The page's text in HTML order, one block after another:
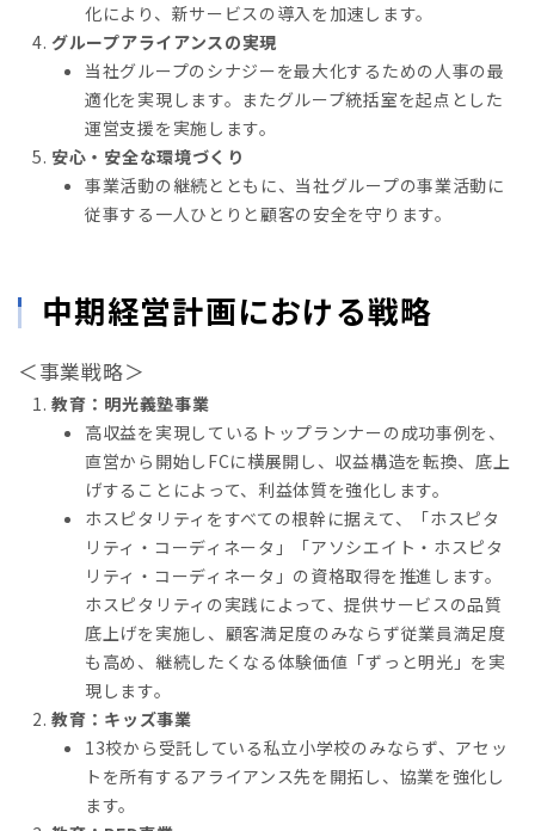
化により、新サービスの導入を加速します。
グループアライアンスの実現
当社グループのシナジーを最大化するための人事の最
適化を実現します。またグループ統括室を起点とした
運営支援を実施します。
安心・安全な環境づくり
事業活動の継続とともに、当社グループの事業活動に
従事する一人ひとりと顧客の安全を守ります。
中期経営計画における戦略
＜事業戦略＞
教育：明光義塾事業
高収益を実現しているトップランナーの成功事例を、
直営から開始しFCに横展開し、収益構造を転換、底上
げすることによって、利益体質を強化します。
ホスピタリティをすべての根幹に据えて、「ホスピタ
リティ・コーディネータ」「アソシエイト・ホスピタ
リティ・コーディネータ」の資格取得を推進します。
ホスピタリティの実践によって、提供サービスの品質
底上げを実施し、顧客満足度のみならず従業員満足度
も高め、継続したくなる体験価値「ずっと明光」を実
現します。
教育：キッズ事業
13校から受託している私立小学校のみならず、アセッ
トを所有するアライアンス先を開拓し、協業を強化し
ます。